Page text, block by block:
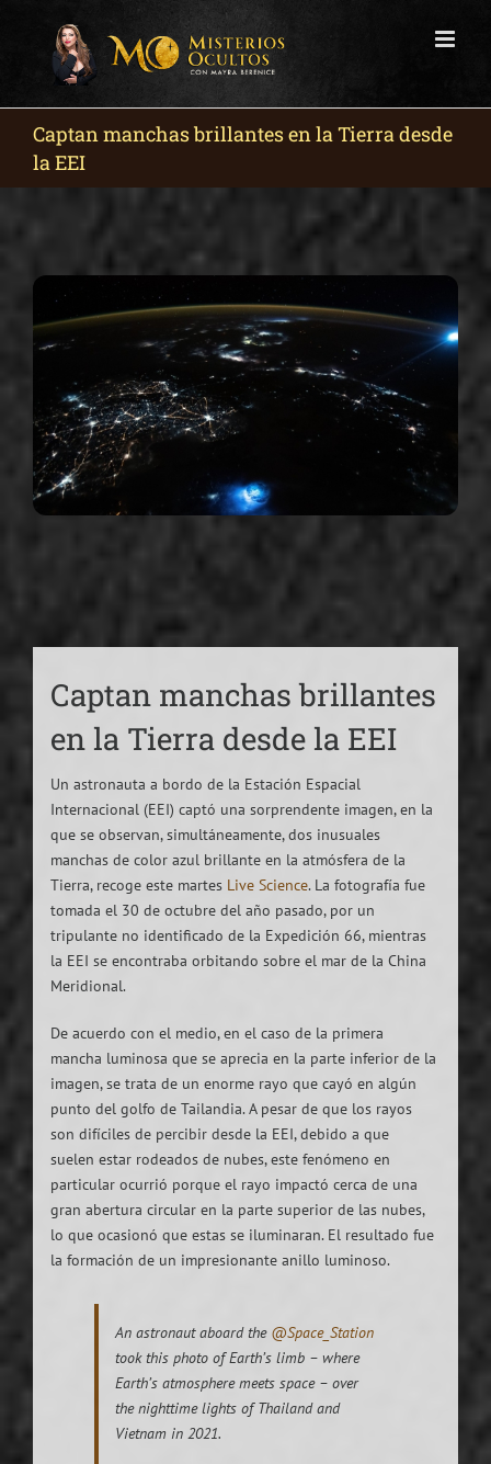
Captan manchas brillantes en la Tierra desde
la EEI
Captan manchas brillantes
en la Tierra desde la EEI
Un astronauta a bordo de la Estación Espacial
Internacional (EEI) captó una sorprendente imagen, en la
que se observan, simultáneamente, dos inusuales
manchas de color azul brillante en la atmósfera de la
Tierra, recoge este martes Live Science. La fotografía fue
tomada el 30 de octubre del año pasado, por un
tripulante no identificado de la Expedición 66, mientras
la EEI se encontraba orbitando sobre el mar de la China
Meridional.
De acuerdo con el medio, en el caso de la primera
mancha luminosa que se aprecia en la parte inferior de la
imagen, se trata de un enorme rayo que cayó en algún
punto del golfo de Tailandia. A pesar de que los rayos
son difíciles de percibir desde la EEI, debido a que
suelen estar rodeados de nubes, este fenómeno en
particular ocurrió porque el rayo impactó cerca de una
gran abertura circular en la parte superior de las nubes,
lo que ocasionó que estas se iluminaran. El resultado fue
la formación de un impresionante anillo luminoso.
An astronaut aboard the @Space_Station
took this photo of Earth’s limb – where
Earth’s atmosphere meets space – over
the nighttime lights of Thailand and
Vietnam in 2021.